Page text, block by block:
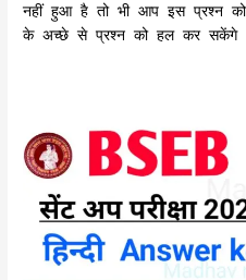
नहीं हुआ है तो भी आप इस प्रश्न
के अच्छे से प्रश्न को हल कर सकेंगे